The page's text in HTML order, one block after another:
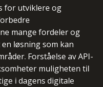
for utviklere og
mange fordeler og
løsning som kan
Forståelse av API-
muligheten til
i dagens digitale